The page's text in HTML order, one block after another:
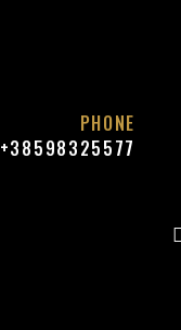
PHONE
+38598325577